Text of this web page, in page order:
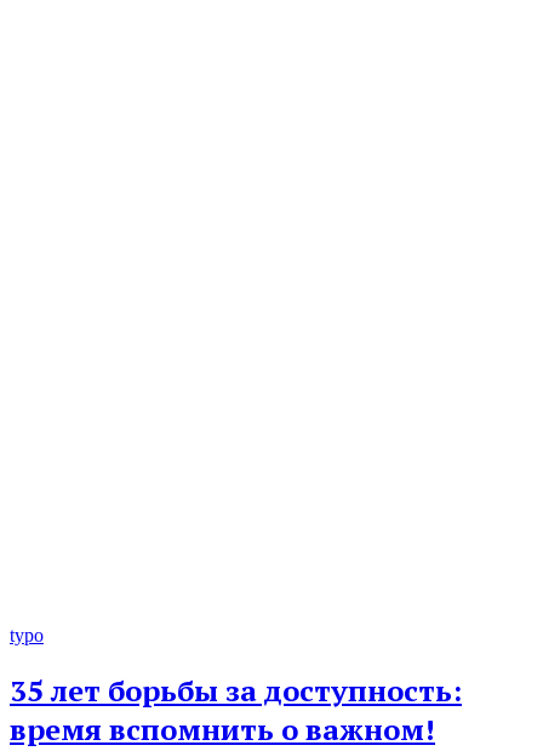
typo
35 лет борьбы за доступность:
время вспомнить о важном!